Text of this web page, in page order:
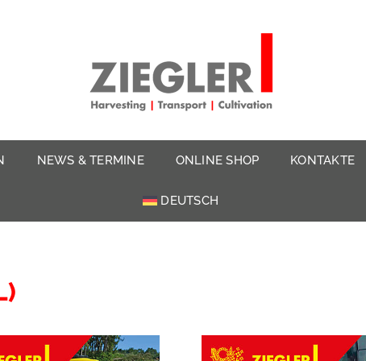
NEWS & TERMINE ONLINE SHOP KONTAKTE
DEUTSCH